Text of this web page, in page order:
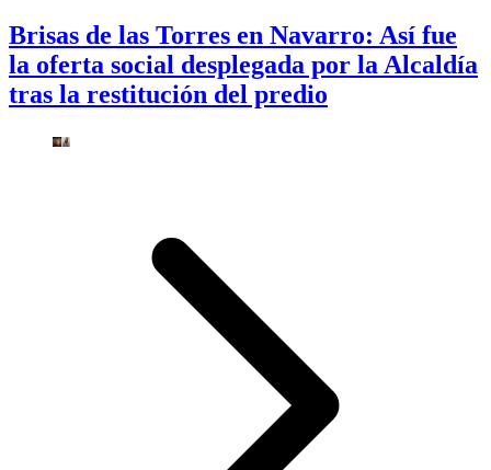
Brisas de las Torres en Navarro: Así fue
la oferta social desplegada por la Alcaldía
tras la restitución del predio